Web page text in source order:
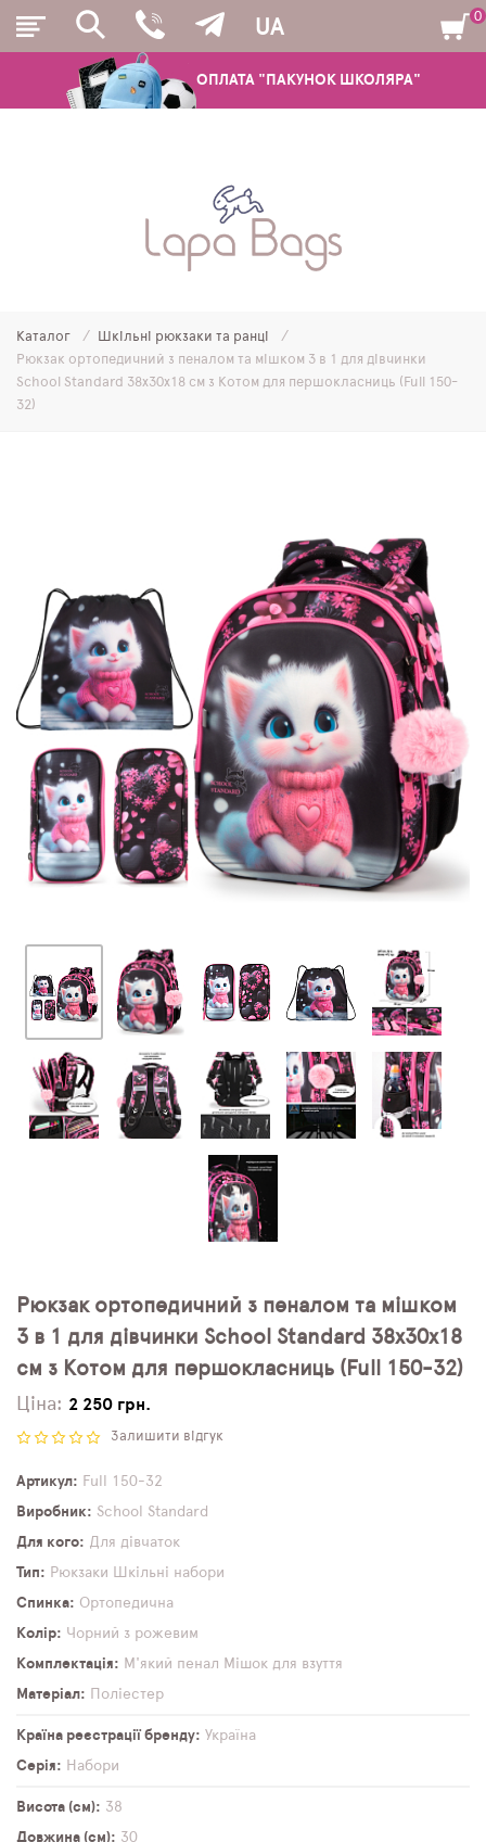
ОПЛАТА "ПАКУНОК ШКОЛЯРА"
UA
ШКІЛЬНІ РЮКЗАКИ ТА РАНЦІ
МОЛОДІЖНІ РЮКЗАКИ
ПЕНАЛИ
SCHOOL STANDARD
SKYNAME
РОЗПРОДАЖ
0
Каталог
Шкільні рюкзаки та ранці
Рюкзак ортопедичний з пеналом та мішком 3 в 1 для дівчинки
School Standard 38х30х18 см з Котом для першокласниць (Full 150-
32)
Рюкзак ортопедичний з пеналом та мішком
3 в 1 для дівчинки School Standard 38х30х18
см з Котом для першокласниць (Full 150-32)
Ціна: 2 250 грн.
Залишити відгук
Артикул
Full 150-32
Виробник
School Standard
Для кого
Для дівчаток
Тип
Рюкзаки
Шкільні набори
Спинка
Ортопедична
Колір
Чорний з рожевим
Комплектація
М'який пенал Мішок для взуття
Матеріал
Поліестер
Країна реєстрації бренду
Україна
Серія
Набори
Висота (см)
38
Довжина (см)
30